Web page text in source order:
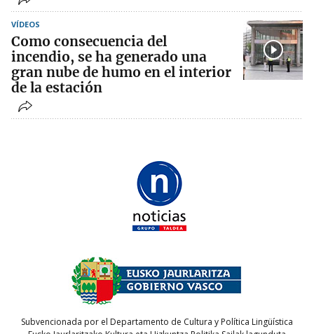
VÍDEOS
Como consecuencia del
incendio, se ha generado una
gran nube de humo en el interior
de la estación
Subvencionada por el Departamento de Cultura y Política Lingüística